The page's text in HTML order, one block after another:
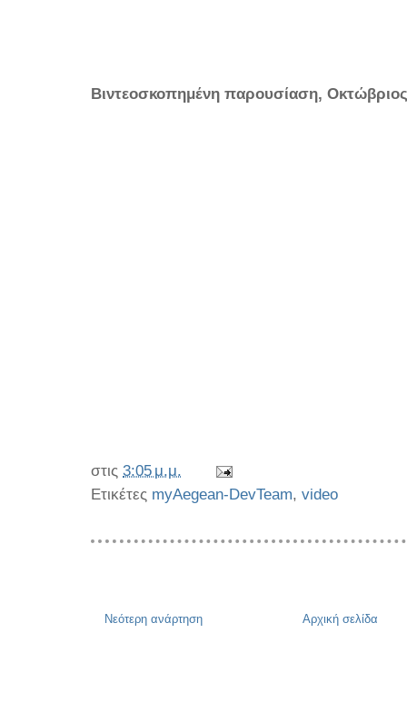
Βιντεοσκοπημένη παρουσίαση,
στις 3:05 μ.μ.
Ετικέτες myAegean-DevTeam, video
Νεότερη ανάρτηση Αρχική σελίδα